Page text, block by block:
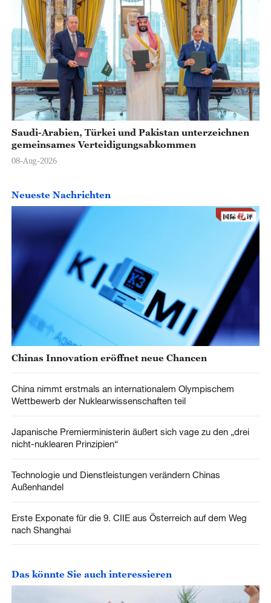
Saudi-Arabien, Türkei und Pakistan unterzeichnen
gemeinsames Verteidigungsabkommen
08-Aug-2026
Neueste Nachrichten
Chinas Innovation eröffnet neue Chancen
China nimmt erstmals an internationalem Olympischem
Wettbewerb der Nuklearwissenschaften teil
Japanische Premierministerin äußert sich vage zu den „drei
nicht-nuklearen Prinzipien“
Technologie und Dienstleistungen verändern Chinas
Außenhandel
Erste Exponate für die 9. CIIE aus Österreich auf dem Weg
nach Shanghai
Das könnte Sie auch interessieren